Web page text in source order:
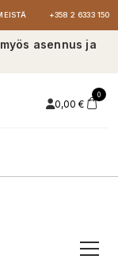
+358 2 6333 150
asennus ja
0,00 €
0